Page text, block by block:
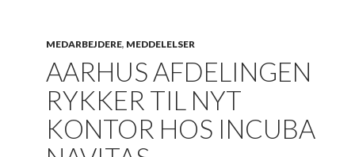
MEDARBEJDERE, MEDDELELSER
AARHUS AFDELINGEN
RYKKER TIL NYT
KONTOR HOS INCUBA